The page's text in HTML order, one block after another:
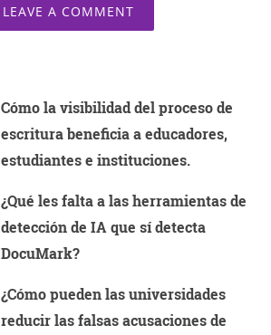
LEAVE A COMMENT
Cómo la visibilidad del proceso de
escritura beneficia a educadores,
estudiantes e instituciones.
¿Qué les falta a las herramientas de
detección de IA que sí detecta
DocuMark?
¿Cómo pueden las universidades
reducir las falsas acusaciones de